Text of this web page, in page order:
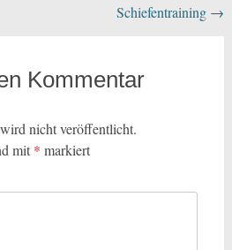
Schiefentraining →
Kommentar
nicht veröffentlicht.
mit * markiert